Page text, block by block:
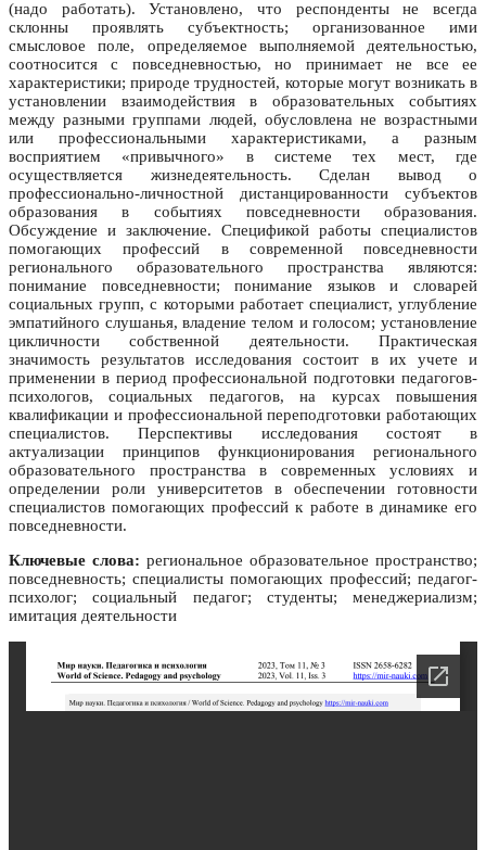
(надо работать). Установлено, что респонденты не всегда
склонны проявлять субъектность; организованное ими
смысловое поле, определяемое выполняемой деятельностью,
соотносится с повседневностью, но принимает не все ее
характеристики; природе трудностей, которые могут возникать в
установлении взаимодействия в образовательных событиях
между разными группами людей, обусловлена не возрастными
или профессиональными характеристиками, а разным
восприятием «привычного» в системе тех мест, где
осуществляется жизнедеятельность. Сделан вывод о
профессионально-личностной дистанцированности субъектов
образования в событиях повседневности образования.
Обсуждение и заключение. Спецификой работы специалистов
помогающих профессий в современной повседневности
регионального образовательного пространства являются:
понимание повседневности; понимание языков и словарей
социальных групп, с которыми работает специалист, углубление
эмпатийного слушанья, владение телом и голосом; установление
цикличности собственной деятельности. Практическая
значимость результатов исследования состоит в их учете и
применении в период профессиональной подготовки педагогов-
психологов, социальных педагогов, на курсах повышения
квалификации и профессиональной переподготовки работающих
специалистов. Перспективы исследования состоят в
актуализации принципов функционирования регионального
образовательного пространства в современных условиях и
определении роли университетов в обеспечении готовности
специалистов помогающих профессий к работе в динамике его
повседневности.
Ключевые слова: региональное образовательное пространство;
повседневность; специалисты помогающих профессий; педагог-
психолог; социальный педагог; студенты; менеджериализм;
имитация деятельности